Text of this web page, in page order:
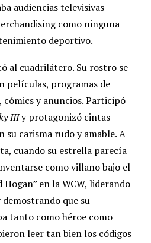
audiencias televisivas
como ninguna
deportivo.
al cuadrilátero. Su rostro se
películas, programas de
cómics y anuncios. Participó
IIIy protagonizó cintas
su carisma rudo y amable. A
cuando su estrella parecía
como villano bajo el
en la WCW, liderando
que su
tanto como héroe como
leer tan bien los códigos